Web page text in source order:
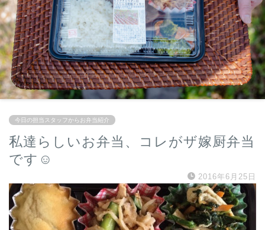
今日の担当スタッフからお弁当紹介
私達らしいお弁当、コレがザ嫁厨弁当
です☺︎
2016年6月25日